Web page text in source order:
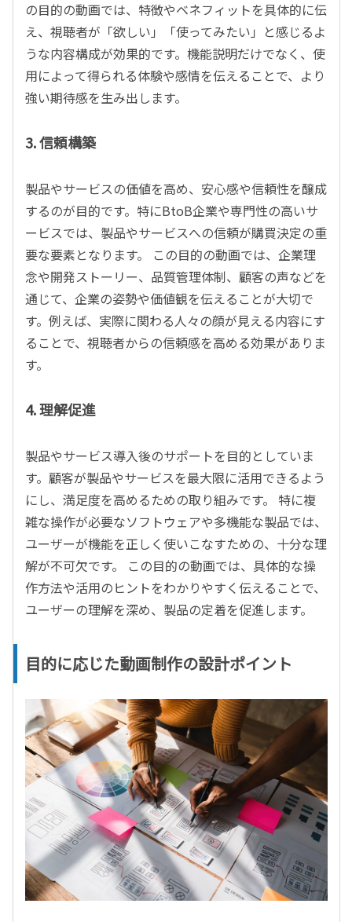
の目的の動画では、特徴やベネフィットを具体的に伝
え、視聴者が「欲しい」「使ってみたい」と感じるよ
うな内容構成が効果的です。機能説明だけでなく、使
用によって得られる体験や感情を伝えることで、より
強い期待感を生み出します。
3.信頼構築
製品やサービスの価値を高め、安心感や信頼性を醸成
するのが目的です。特にBtoB企業や専門性の高いサ
ービスでは、製品やサービスへの信頼が購買決定の重
要な要素となります。 この目的の動画では、企業理
念や開発ストーリー、品質管理体制、顧客の声などを
通じて、企業の姿勢や価値観を伝えることが大切で
す。例えば、実際に関わる人々の顔が見える内容にす
ることで、視聴者からの信頼感を高める効果がありま
す。
4.理解促進
製品やサービス導入後のサポートを目的としていま
す。顧客が製品やサービスを最大限に活用できるよう
にし、満足度を高めるための取り組みです。 特に複
雑な操作が必要なソフトウェアや多機能な製品では、
ユーザーが機能を正しく使いこなすための、十分な理
解が不可欠です。 この目的の動画では、具体的な操
作方法や活用のヒントをわかりやすく伝えることで、
ユーザーの理解を深め、製品の定着を促進します。
目的に応じた動画制作の設計ポイント